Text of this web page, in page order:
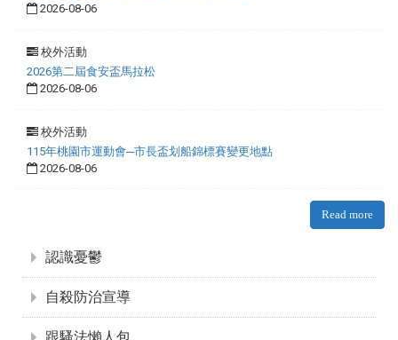
2026-08-06
校外活動
2026第二屆食安盃馬拉松
2026-08-06
校外活動
115年桃園市運動會─市長盃划船錦標賽變更地點
2026-08-06
Read more
認識憂鬱
自殺防治宣導